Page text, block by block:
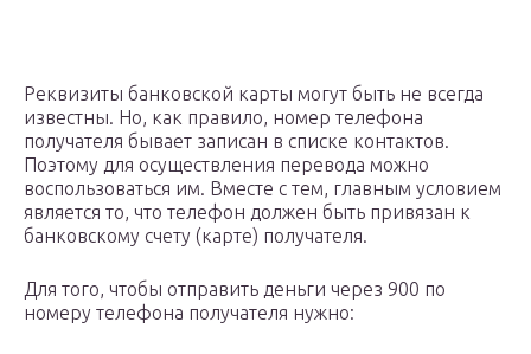
Реквизиты банковской карты могут быть не всегда
известны. Но, как правило, номер телефона
получателя бывает записан в списке контактов.
Поэтому для осуществления перевода можно
воспользоваться им. Вместе с тем, главным условием
является то, что телефон должен быть привязан к
банковскому счету (карте) получателя.
Для того, чтобы отправить деньги через 900 по
номеру телефона получателя нужно: